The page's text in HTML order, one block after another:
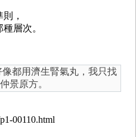
，
層次。
都用濟生腎氣丸，我只找
景原方。
00110.html